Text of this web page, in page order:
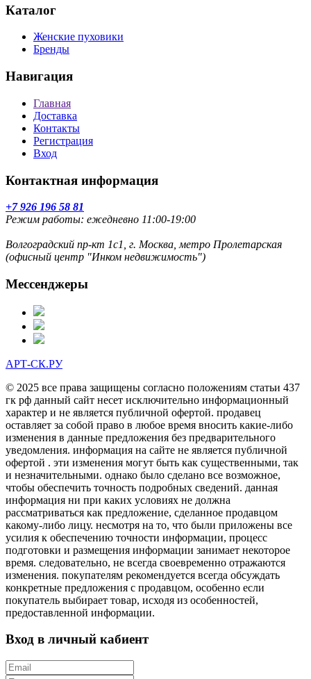
Каталог
Женские пуховики
Бренды
Навигация
Главная
Доставка
Контакты
Регистрация
Вход
Контактная информация
+7 926 196 58 81
Режим работы: ежедневно 11:00-19:00
Волгоградский пр-кт 1с1, г. Москва, метро Пролетарская
(офисный центр "Инком недвижимость")
Мессенджеры
АРТ-СК.РУ
© 2025 все права защищены согласно положениям статьи 437
гк рф данный сайт несет исключительно информационный
характер и не является публичной офертой. продавец
оставляет за собой право в любое время вносить какие-либо
изменения в данные предложения без предварительного
уведомления. информация на сайте не является публичной
офертой . эти изменения могут быть как существенными, так
и незначительными. однако было сделано все возможное,
чтобы обеспечить точность подробных сведений. данная
информация ни при каких условиях не должна
рассматриваться как предложение, сделанное продавцом
какому-либо лицу. несмотря на то, что были приложены все
усилия к обеспечению точности информации, процесс
подготовки и размещения информации занимает некоторое
время. следовательно, не всегда своевременно отражаются
изменения. покупателям рекомендуется всегда обсуждать
конкретные предложения с продавцом, особенно если
покупатель выбирает товар, исходя из особенностей,
предоставленной информации.
Вход в личный кабиент